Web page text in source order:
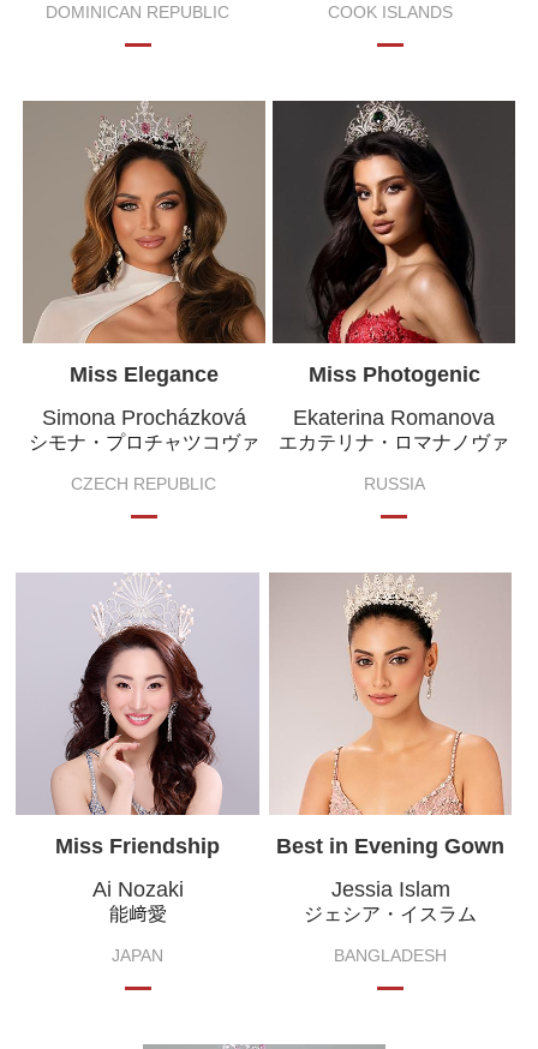
DOMINICAN REPUBLIC COOK ISLANDS
Miss Elegance
Simona Procházková
シモナ・プロチャツコヴァ
CZECH REPUBLIC
Miss Photogenic
Ekaterina Romanova
エカテリナ・ロマナノヴァ
RUSSIA
Miss Friendship
Ai Nozaki
能﨑愛
JAPAN
Best in Evening Gown
Jessia Islam
ジェシア・イスラム
BANGLADESH